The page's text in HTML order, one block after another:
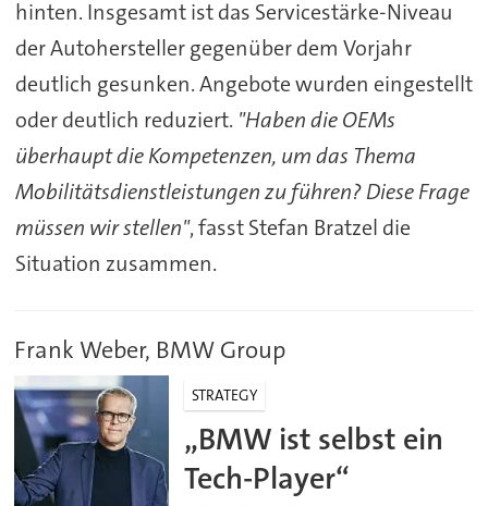
hinten. Insgesamt ist das Servicestärke-Niveau
der Autohersteller gegenüber dem Vorjahr
deutlich gesunken. Angebote wurden eingestellt
oder deutlich reduziert. "Haben die OEMs
überhaupt die Kompetenzen, um das Thema
Mobilitätsdienstleistungen zu führen? Diese Frage
müssen wir stellen", fasst Stefan Bratzel die
Situation zusammen.
Frank Weber, BMW Group
STRATEGY
„BMW ist selbst ein
Tech-Player“